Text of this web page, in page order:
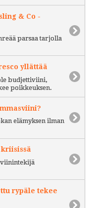
& Co -
parsaa tarjolla
yllättää
budjettiviini,
poikkeuksen.
elämyksen ilman
viinintekijä
rypäle tekee